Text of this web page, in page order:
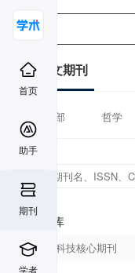
首页
助手
期刊
学者
中文期刊
全部 哲学
数据库
中国科技核心期刊